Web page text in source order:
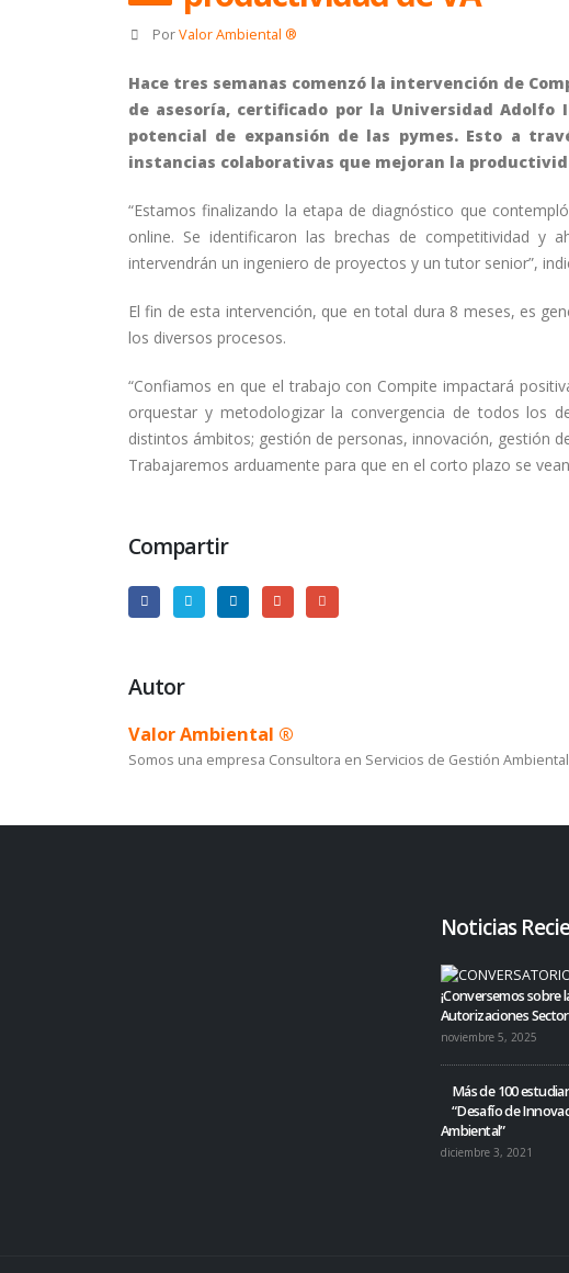
PorValor Ambiental ®
Hace tres semanas comenzó la intervención de
de asesoría, certificado por la Universidad
potencial de expansión de las pymes. Esto a
instancias colaborativas que mejoran la
“Estamos finalizando la etapa de diagnóstico que
online. Se identificaron las brechas de competitividad y
intervendrán un ingeniero de proyectos y un tutor senior”,
El fin de esta intervención, que en total dura 8 meses, es
los diversos procesos.
“Confiamos en que el trabajo con Compite impactará
orquestar y metodologizar la convergencia de todos los
distintos ámbitos; gestión de personas, innovación, gestión
Trabajaremos arduamente para que en el corto plazo se
Compartir
Autor
Valor Ambiental ®
Somos una empresa Consultora en Servicios de Gestión
Noticias
¡Conversemos sobre
Autorizaciones
noviembre 5, 2025
Más de 100
“Desafío de
Ambiental”
diciembre 3, 2021